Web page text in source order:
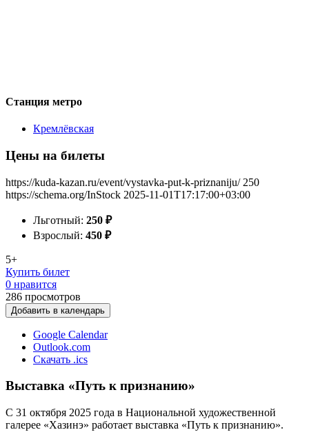
Станция метро
Кремлёвская
Цены на билеты
https://kuda-kazan.ru/event/vystavka-put-k-priznaniju/ 250
https://schema.org/InStock 2025-11-01T17:17:00+03:00
Льготный: 250 ₽
Взрослый: 450 ₽
5+
Купить билет
0 нравится
286 просмотров
Добавить в календарь
Google Calendar
Outlook.com
Скачать .ics
Выставка «Путь к признанию»
С 31 октября 2025 года в Национальной художественной
галерее «Хазинэ» работает выставка «Путь к признанию».